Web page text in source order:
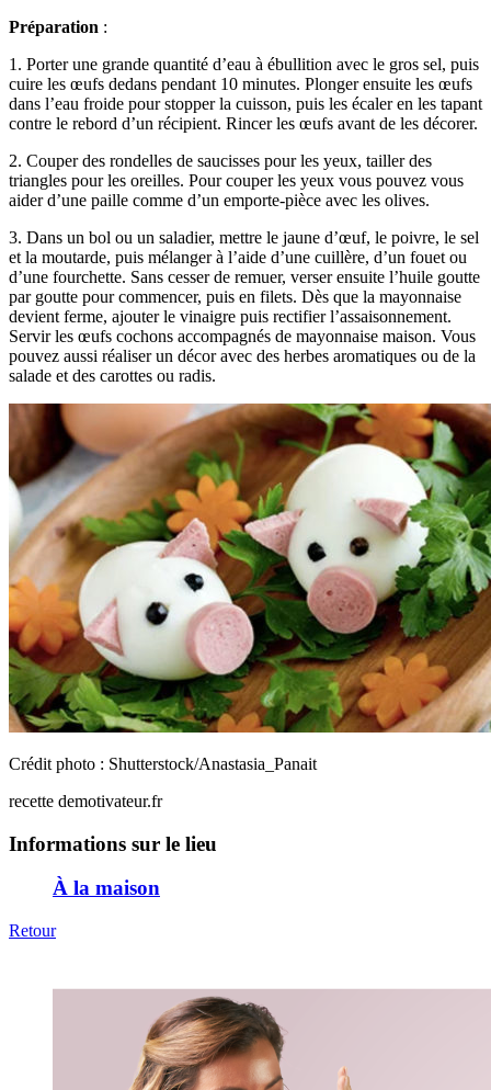
Préparation :
1. Porter une grande quantité d’eau à ébullition avec le gros sel, puis
cuire les œufs dedans pendant 10 minutes. Plonger ensuite les œufs
dans l’eau froide pour stopper la cuisson, puis les écaler en les tapant
contre le rebord d’un récipient. Rincer les œufs avant de les décorer.
2. Couper des rondelles de saucisses pour les yeux, tailler des
triangles pour les oreilles. Pour couper les yeux vous pouvez vous
aider d’une paille comme d’un emporte-pièce avec les olives.
3. Dans un bol ou un saladier, mettre le jaune d’œuf, le poivre, le sel
et la moutarde, puis mélanger à l’aide d’une cuillère, d’un fouet ou
d’une fourchette. Sans cesser de remuer, verser ensuite l’huile goutte
par goutte pour commencer, puis en filets. Dès que la mayonnaise
devient ferme, ajouter le vinaigre puis rectifier l’assaisonnement.
Servir les œufs cochons accompagnés de mayonnaise maison. Vous
pouvez aussi réaliser un décor avec des herbes aromatiques ou de la
salade et des carottes ou radis.
Crédit photo : Shutterstock/Anastasia_Panait
recette demotivateur.fr
Informations sur le lieu
À la maison
Retour